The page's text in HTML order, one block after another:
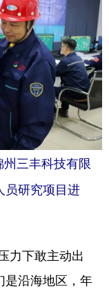
三丰科技有限
员研究项目进
力下敢主动出
是沿海地区，年